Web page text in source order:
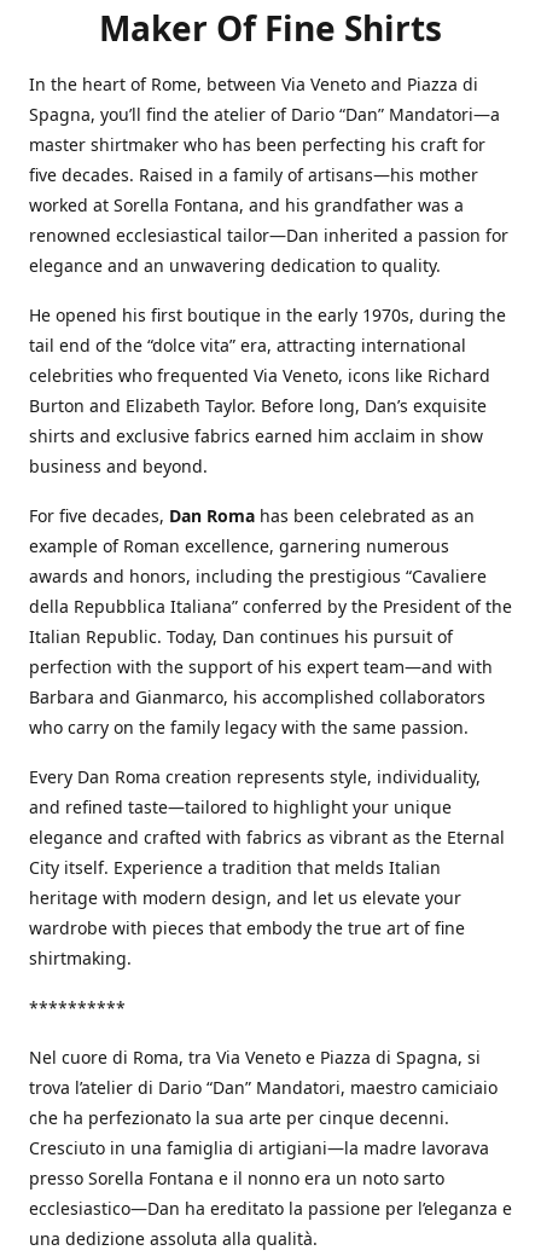
Maker Of Fine Shirts
In the heart of Rome, between Via Veneto and Piazza di
Spagna, you’ll find the atelier of Dario “Dan” Mandatori—a
master shirtmaker who has been perfecting his craft for
five decades. Raised in a family of artisans—his mother
worked at Sorella Fontana, and his grandfather was a
renowned ecclesiastical tailor—Dan inherited a passion for
elegance and an unwavering dedication to quality.
He opened his first boutique in the early 1970s, during the
tail end of the “dolce vita” era, attracting international
celebrities who frequented Via Veneto, icons like Richard
Burton and Elizabeth Taylor. Before long, Dan’s exquisite
shirts and exclusive fabrics earned him acclaim in show
business and beyond.
For five decades, Dan Roma has been celebrated as an
example of Roman excellence, garnering numerous
awards and honors, including the prestigious “Cavaliere
della Repubblica Italiana” conferred by the President of the
Italian Republic. Today, Dan continues his pursuit of
perfection with the support of his expert team—and with
Barbara and Gianmarco, his accomplished collaborators
who carry on the family legacy with the same passion.
Every Dan Roma creation represents style, individuality,
and refined taste—tailored to highlight your unique
elegance and crafted with fabrics as vibrant as the Eternal
City itself. Experience a tradition that melds Italian
heritage with modern design, and let us elevate your
wardrobe with pieces that embody the true art of fine
shirtmaking.
**********
Nel cuore di Roma, tra Via Veneto e Piazza di Spagna, si
trova l’atelier di Dario “Dan” Mandatori, maestro camiciaio
che ha perfezionato la sua arte per cinque decenni.
Cresciuto in una famiglia di artigiani—la madre lavorava
presso Sorella Fontana e il nonno era un noto sarto
ecclesiastico—Dan ha ereditato la passione per l’eleganza e
una dedizione assoluta alla qualità.